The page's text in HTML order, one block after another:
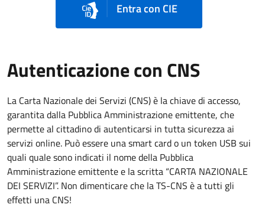
Entra con CIE
Autenticazione con CNS
La Carta Nazionale dei Servizi (CNS) è la chiave di accesso,
garantita dalla Pubblica Amministrazione emittente, che
permette al cittadino di autenticarsi in tutta sicurezza ai
servizi online. Può essere una smart card o un token USB sui
quali quale sono indicati il nome della Pubblica
Amministrazione emittente e la scritta “CARTA NAZIONALE
DEI SERVIZI”. Non dimenticare che la TS-CNS è a tutti gli
effetti una CNS!